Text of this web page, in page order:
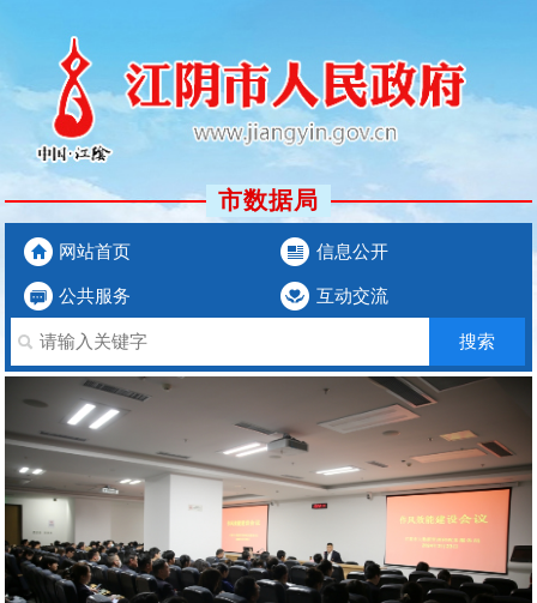
市数据局
网站首页 信息公开
公共服务 互动交流